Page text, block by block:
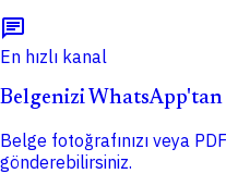
chat
En hızlı kanal
Belgenizi
Belge fotoğrafınızı veya
gönderebilirsiniz.